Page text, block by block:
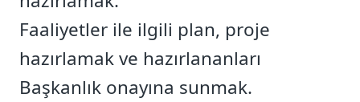
Faaliyetler ile ilgili plan, proje
hazırlamak ve hazırlananları
Başkanlık onayına sunmak.